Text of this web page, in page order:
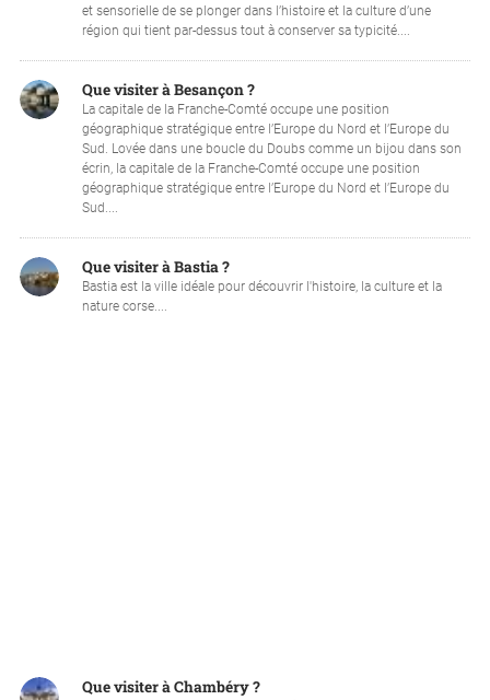
et sensorielle de se plonger dans l’histoire et la culture d’une
région qui tient par-dessus tout à conserver sa typicité....
Que visiter à Besançon ?
La capitale de la Franche-Comté occupe une position
géographique stratégique entre l’Europe du Nord et l’Europe du
Sud. Lovée dans une boucle du Doubs comme un bijou dans son
écrin, la capitale de la Franche-Comté occupe une position
géographique stratégique entre l’Europe du Nord et l’Europe du
Sud....
Que visiter à Bastia ?
Bastia est la ville idéale pour découvrir l'histoire, la culture et la
nature corse....
Que visiter à Chambéry ?